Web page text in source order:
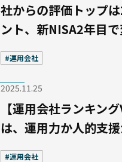
社からの評価トップ
ント、新NISA2年目
#運用会社
2025.11.25
【運用会社ランキン
は、運用力か人的支
#運用会社